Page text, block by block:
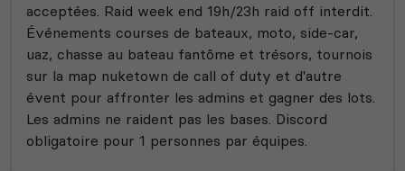
acceptées. Raid week end 19h/23h raid off interdit.
Événements courses de bateaux, moto, side-car,
uaz, chasse au bateau fantôme et trésors, tournois
sur la map nuketown de call of duty et d'autre
évent pour affronter les admins et gagner des lots.
Les admins ne raident pas les bases. Discord
obligatoire pour 1 personnes par équipes.